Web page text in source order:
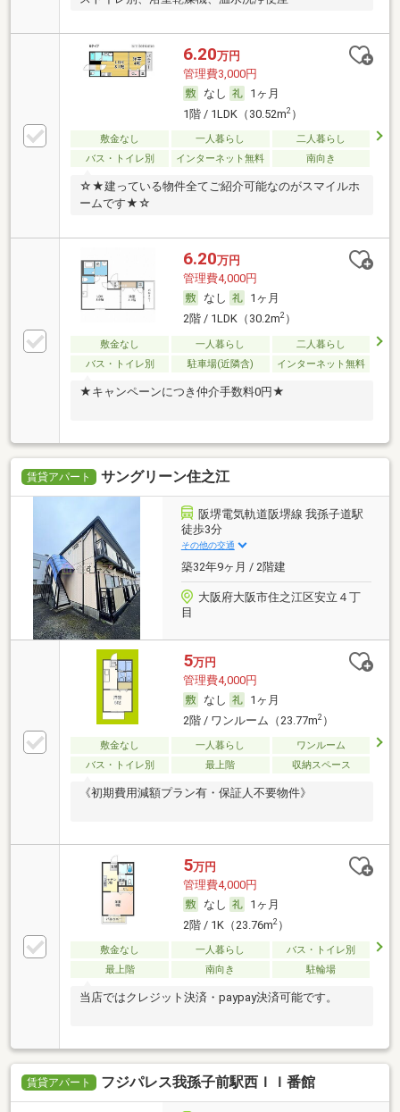
6.20万円
管理費3,000円
なし
1ヶ月
1階 / 1LDK（30.52m2）
敷金なし 一人暮らし
二人暮らし
バス・トイレ別
インターネット無料 南向き
☆★建っている物件全てご紹介可能なのがスマイルホ
ームです★☆
6.20万円
管理費4,000円
なし
1ヶ月
2階 / 1LDK（30.2m2）
敷金なし 一人暮らし
二人暮らし
バス・トイレ別
駐車場(近隣含) インターネット無料
★キャンペーンにつき仲介手数料0円★
賃貸アパート サングリーン住之江
阪堺電気軌道阪堺線 我孫子道駅
徒歩3分
その他の交通
築32年9ヶ月 / 2階建
大阪府大阪市住之江区安立４丁
目
5万円
管理費4,000円
なし
1ヶ月
2階 / ワンルーム（23.77m2）
敷金なし 一人暮らし
ワンルーム
バス・トイレ別
最上階 収納スペース
《初期費用減額プラン有・保証人不要物件》
5万円
管理費4,000円
なし
1ヶ月
2階 / 1K（23.76m2）
敷金なし 一人暮らし
バス・トイレ別
最上階
南向き 駐輪場
当店ではクレジット決済・paypay決済可能です。
賃貸アパート フジパレス我孫子前駅西ＩＩ番館